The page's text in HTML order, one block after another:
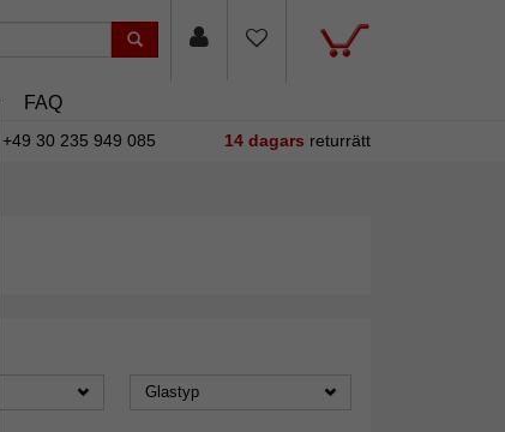
FAQ
+49 30 235 949 085 14 dagars returrätt
Glastyp